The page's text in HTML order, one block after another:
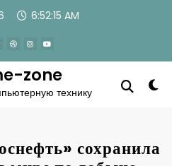
6:52:15 AM
zone
технику
сохранила